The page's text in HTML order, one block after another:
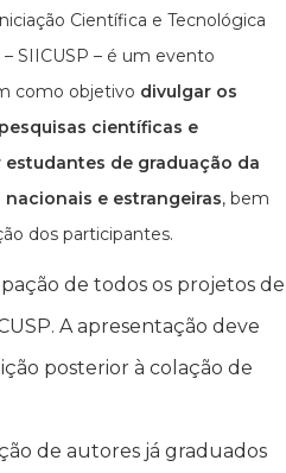
Científica e Tecnológica
SIICUSP – é um evento
como objetivo divulgar os
científicas e
de graduação da
e estrangeiras, bem
dos participantes.
de todos os projetos de
A apresentação deve
posterior à colação de
de autores já graduados